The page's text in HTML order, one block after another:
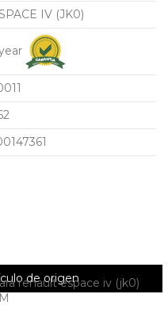
IV (JK0)
renault espace iv (jk0)
de origen